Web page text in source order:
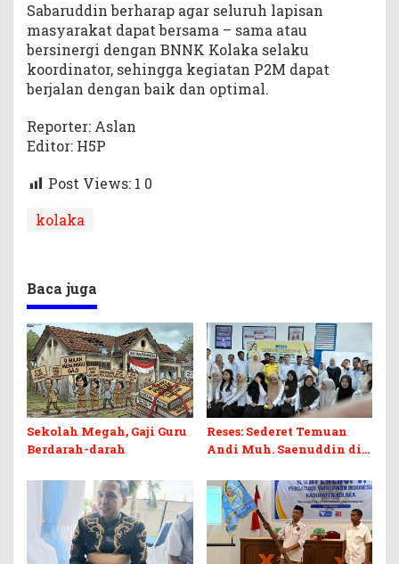
Sabaruddin berharap agar seluruh lapisan
masyarakat dapat bersama – sama atau
bersinergi dengan BNNK Kolaka selaku
koordinator, sehingga kegiatan P2M dapat
berjalan dengan baik dan optimal.
Reporter: Aslan
Editor: H5P
Post Views: 1 0
kolaka
Baca juga
Sekolah Megah, Gaji Guru
Berdarah-darah
Reses: Sederet Temuan
Andi Muh. Saenuddin di